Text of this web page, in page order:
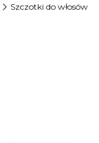
Szczotki do włosów